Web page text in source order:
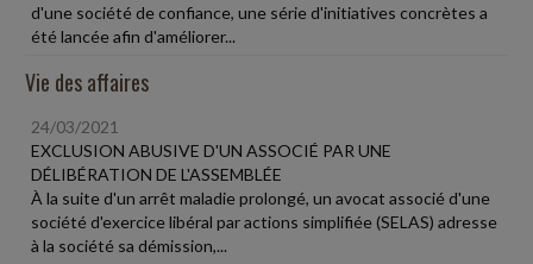
d'une société de confiance, une série d'initiatives concrètes a
été lancée afin d'améliorer...
Vie des affaires
24/03/2021
EXCLUSION ABUSIVE D'UN ASSOCIÉ PAR UNE
DÉLIBÉRATION DE L'ASSEMBLÉE
À la suite d'un arrêt maladie prolongé, un avocat associé d'une
société d'exercice libéral par actions simplifiée (SELAS) adresse
à la société sa démission,...